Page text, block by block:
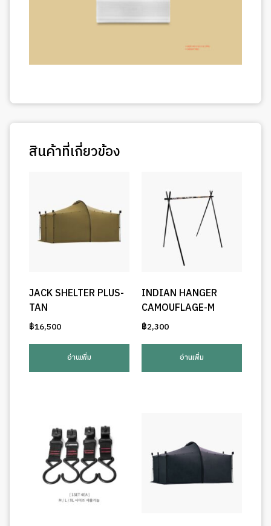
สินค้าที่เกี่ยวข้อง
JACK SHELTER PLUS-
TAN
฿16,500
อ่านเพิ่ม
INDIAN HANGER
CAMOUFLAGE-M
฿2,300
อ่านเพิ่ม